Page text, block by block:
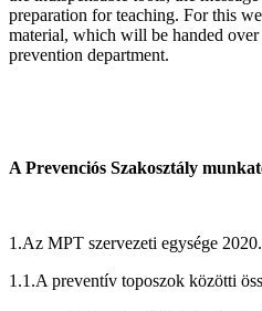
preparation for teaching. For this
material, which will be handed
prevention department.
A Prevenciós Szakosztály
1.Az MPT szervezeti egysége
1.1.A preventív toposzok közötti